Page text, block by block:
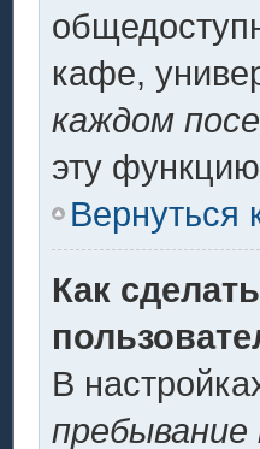
кафе,
каждом
эту
Вернуться
Как
В